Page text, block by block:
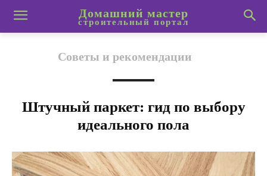
Домашний мастер
строительный портал
Советы и рекомендации
Штучный паркет: гид по выбору
идеального пола